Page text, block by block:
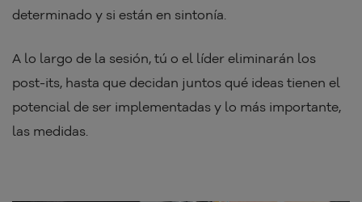
determinado y si están en sintonía.
A lo largo de la sesión, tú o el líder eliminarán los
post-its, hasta que decidan juntos qué ideas tienen el
potencial de ser implementadas y lo más importante,
las medidas.